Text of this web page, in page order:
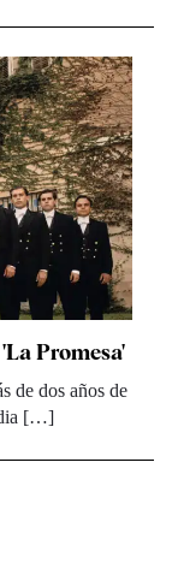
Promesa'
de dos años de
[…]